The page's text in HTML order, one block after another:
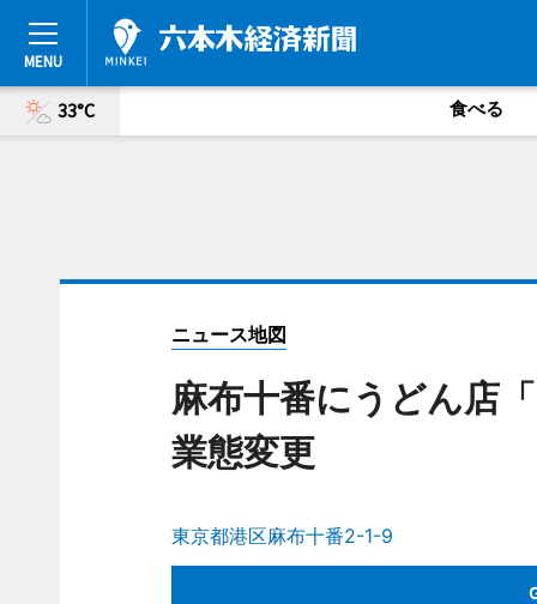
33°C 食べる
ニュース地図
麻布十番にうどん店
業態変更
東京都港区麻布十番2-1-9